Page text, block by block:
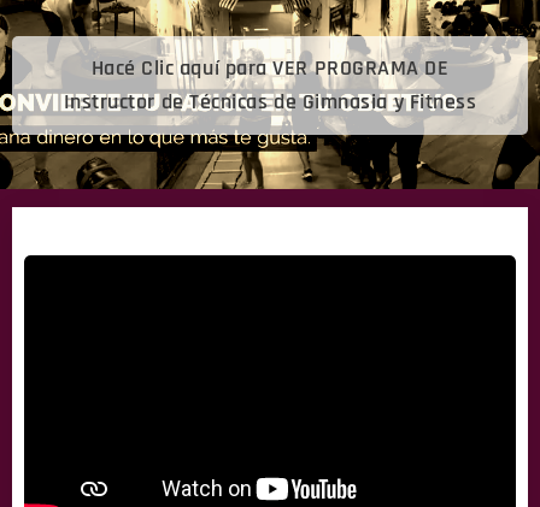
Hacé Clic aquí para VER PROGRAMA DE
Instructor de Técnicas de Gimnasia y Fitness